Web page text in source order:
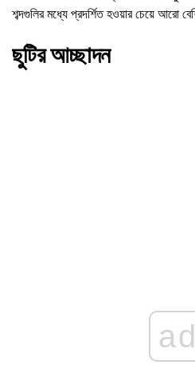
শব্দগুলির মধ্যে প্রদর্শিত হওয়ার চেয়ে আরো
ছুটির আচ্ছাদন
ad